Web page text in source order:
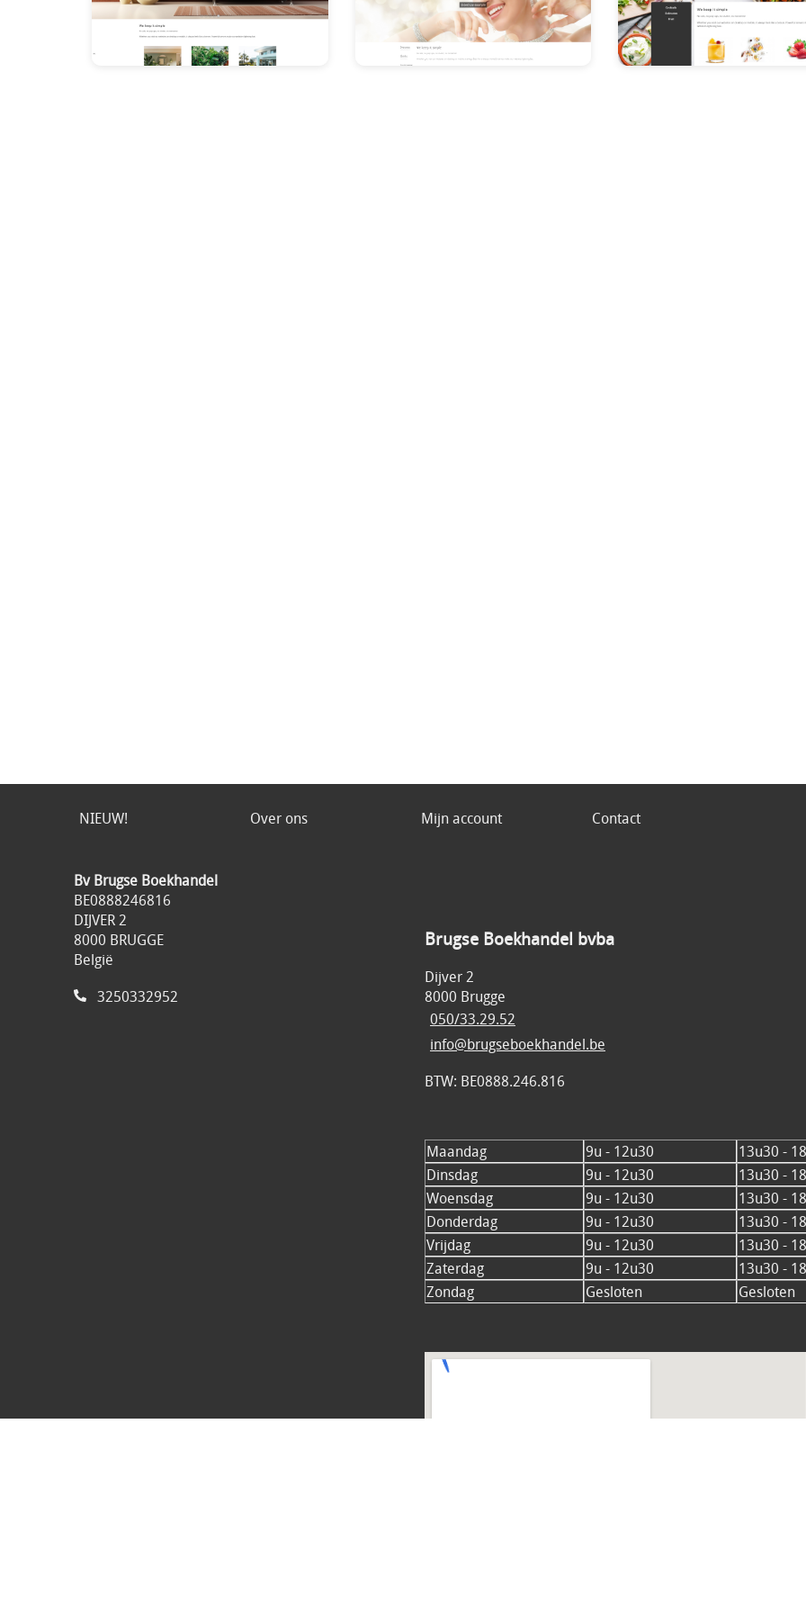
NIEUW! Over ons Mijn account Contact
Bv Brugse Boekhandel
BE0888246816
DIJVER 2
8000 BRUGGE
België
3250332952
Brugse Boekhandel bvba
Dijver 2
8000 Brugge
050/33.29.52
info@brugseboekhandel.be
BTW: BE0888.246.816
Maandag 9u - 12u30
13u30 -
Dinsdag
9u - 12u30
13u30 -
Woensdag
9u - 12u30
13u30 -
Donderdag
9u - 12u30
13u30 -
Vrijdag
9u - 12u30
13u30 -
Zaterdag
9u - 12u30
13u30 -
Zondag
Gesloten Gesloten